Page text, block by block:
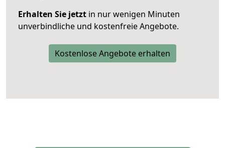
Erhalten Sie jetzt in nur wenigen Minuten
unverbindliche und kostenfreie Angebote.
Kostenlose Angebote erhalten